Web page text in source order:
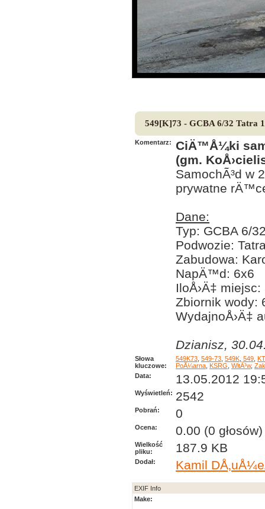
549[K]73 - GCBA 6/32 Tatra
Komentarz:
CiÄ™Å¼ki
(gm.
SamochÃ³d w
prywatne
Dane:
Typ: GCBA 6/
Podwozie:
Zabudowa:
NapÄ™d: 6x6
IloÅ›Ä‡ miejsc:
Zbiornik wody:
WydajnoÅ›Ä‡
Dzianisz,
Słowa
kluczowe:
549K73 549-73 549K 549
PoÅ¼arna KSRG WitÃ³w,
Data:
13.05.2012
Wyświetleń: 2542
Pobrań: 0
Ocena: 0.00 (0 głosów)
Wielkość
pliku:
187.9 KB
Dodał: Kamil
EXIF Info
Make: